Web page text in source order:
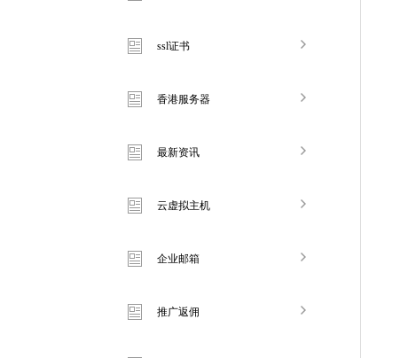
ssl证书
香港服务器
最新资讯
云虚拟主机
企业邮箱
推广返佣